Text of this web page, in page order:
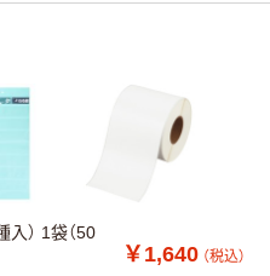
） 1袋（50
￥1,640 （税込）